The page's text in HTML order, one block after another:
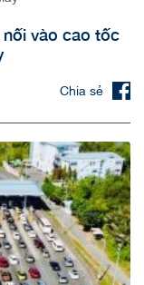
vào cao tốc
Chia sẻ